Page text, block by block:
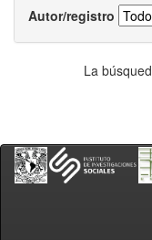
Autor/registro
La